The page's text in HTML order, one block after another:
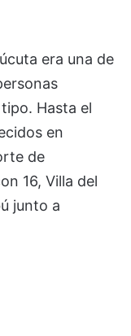
era una de
Hasta el
en
de
16, Villa del
junto a